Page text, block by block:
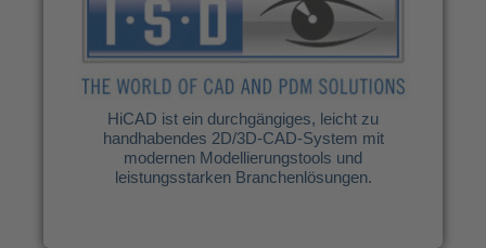
HiCAD ist ein durchgängiges, leicht zu
handhabendes 2D/3D-CAD-System mit
modernen Modellierungstools und
leistungsstarken Branchenlösungen.
HiCAD ist ein durchgängiges, leicht zu
handhabendes 2D/3D-CAD-System mit
modernen Modellierungstools und
leistungsstarken Branchenlösungen.
Weitere Infos